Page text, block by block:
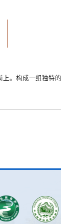
。构成一组独特